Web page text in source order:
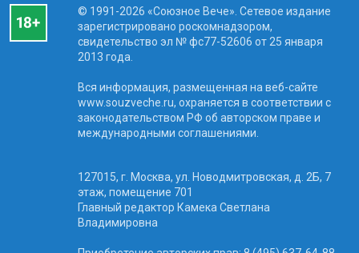
© 1991-2026 «Союзное Вече». Сетевое издание
зарегистрировано роскомнадзором,
свидетельство эл № фc77-52606 от 25 января
2013 года.
Вся информация, размещенная на веб-сайте
www.souzveche.ru, охраняется в соответствии с
законодательством РФ об авторском праве и
международными соглашениями.
127015, г. Москва, ул. Новодмитровская, д. 2Б, 7
этаж, помещение 701
Главный редактор Камека Светлана
Владимировна